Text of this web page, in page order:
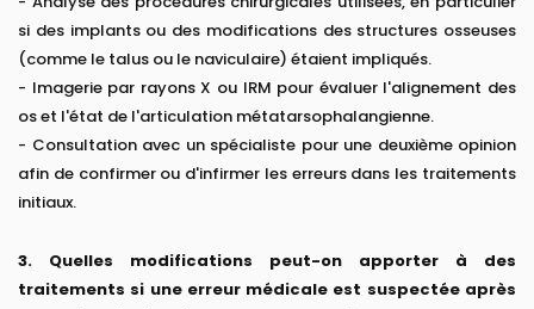
si des implants ou des modifications des structures osseuses
(comme le talus ou le naviculaire) étaient impliqués.
- Imagerie par rayons X ou IRM pour évaluer l'alignement des
os et l'état de l'articulation métatarsophalangienne.
- Consultation avec un spécialiste pour une deuxième opinion
afin de confirmer ou d'infirmer les erreurs dans les traitements
initiaux.
3. Quelles modifications peut-on apporter à des
traitements si une erreur médicale est suspectée après